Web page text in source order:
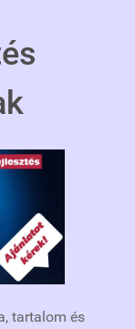
tartalom és